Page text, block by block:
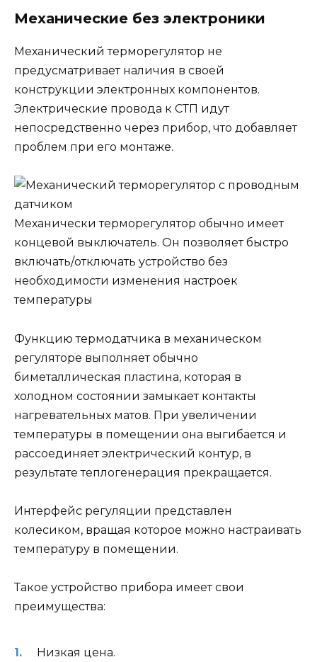
Механические без электроники
Механический терморегулятор не
предусматривает наличия в своей
конструкции электронных компонентов.
Электрические провода к СТП идут
непосредственно через прибор, что добавляет
проблем при его монтаже.
Механически терморегулятор обычно имеет
концевой выключатель. Он позволяет быстро
включать/отключать устройство без
необходимости изменения настроек
температуры
Функцию термодатчика в механическом
регуляторе выполняет обычно
биметаллическая пластина, которая в
холодном состоянии замыкает контакты
нагревательных матов. При увеличении
температуры в помещении она выгибается и
рассоединяет электрический контур, в
результате теплогенерация прекращается.
Интерфейс регуляции представлен
колесиком, вращая которое можно настраивать
температуру в помещении.
Такое устройство прибора имеет свои
преимущества:
Низкая цена.